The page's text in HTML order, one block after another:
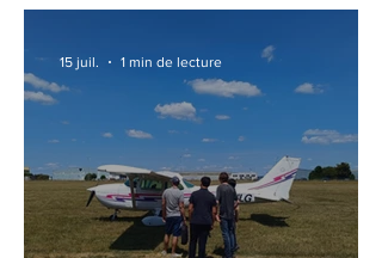
15 juil. 1 min de lecture